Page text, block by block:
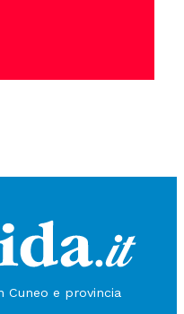
di Secondo di Asti,
Questo approccio di
nella parte in cui l’autore
che richiama la
Cuneo e provincia